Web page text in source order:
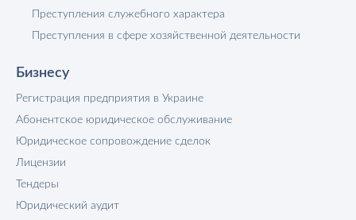
Преступления служебного характера
Преступления в сфере хозяйственной деятельности
Бизнесу
Регистрация предприятия в Украине
Абонентское юридическое обслуживание
Юридическое сопровождение сделок
Лицензии
Тендеры
Юридический аудит